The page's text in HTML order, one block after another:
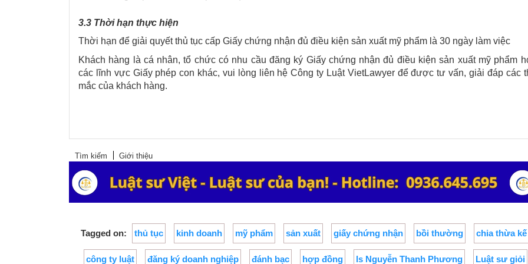
3.3 Thời hạn thực hiện
Thời hạn để giải quyết thủ tục cấp Giấy chứng nhận đủ điều kiện sản xuất mỹ phẩm là 30 ngày làm việc
Khách hàng là cá nhân, tổ chức có nhu cầu đăng ký Giấy chứng nhận đủ điều kiện sản xuất mỹ phẩm
các lĩnh vực Giấy phép con khác, vui lòng liên hệCông ty Luật VietLawyerđể được tư vấn, giải đáp các
mắc của khách hàng.
Tìm kiếm Giới thiệu
Tagged on: thủ tục kinh doanh mỹ phẩm sản xuất giấy chứng nhận bồi thường chia thừa kế
công ty luật đăng ký doanh nghiệp đánh bạc hợp đồng ls Nguyễn Thanh Phương Luật sư giỏi